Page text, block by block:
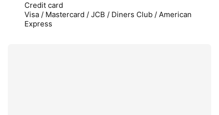
Credit card
Visa / Mastercard / JCB / Diners Club / American
Express